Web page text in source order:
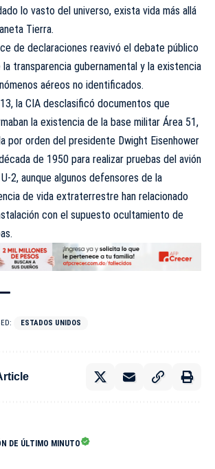
lo vasto del universo, exista vida más allá
Tierra.
de declaraciones reavivó el debate público
la transparencia gubernamental y la existencia
aéreos no identificados.
la CIA desclasificó documentos que
la existencia de la base militar Área 51,
por orden del presidente Dwight Eisenhower
de 1950 para realizar pruebas del avión
2, aunque algunos defensores de la
de vida extraterrestre han relacionado
con el supuesto ocultamiento de
ESTADOS UNIDOS
DE ÚLTIMO MINUTO